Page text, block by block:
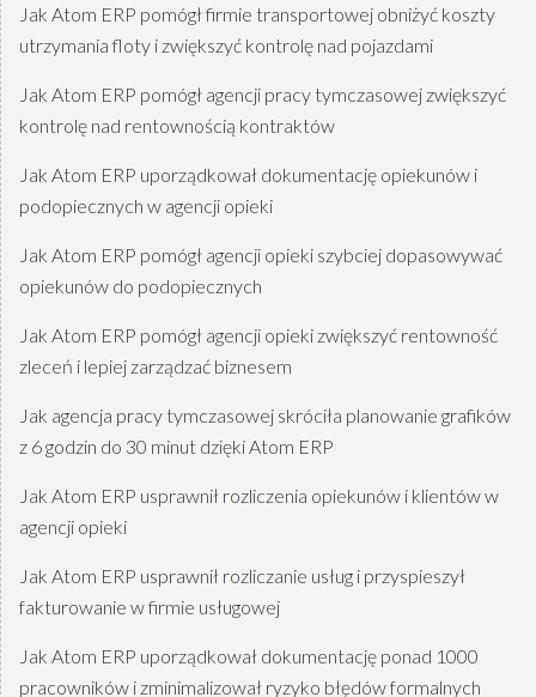
Jak Atom ERP pomógł firmie transportowej obniżyć koszty
utrzymania floty i zwiększyć kontrolę nad pojazdami
Jak Atom ERP pomógł agencji pracy tymczasowej zwiększyć
kontrolę nad rentownością kontraktów
Jak Atom ERP uporządkował dokumentację opiekunów i
podopiecznych w agencji opieki
Jak Atom ERP pomógł agencji opieki szybciej dopasowywać
opiekunów do podopiecznych
Jak Atom ERP pomógł agencji opieki zwiększyć rentowność
zleceń i lepiej zarządzać biznesem
Jak agencja pracy tymczasowej skróciła planowanie grafików
z 6 godzin do 30 minut dzięki Atom ERP
Jak Atom ERP usprawnił rozliczenia opiekunów i klientów w
agencji opieki
Jak Atom ERP usprawnił rozliczanie usług i przyspieszył
fakturowanie w firmie usługowej
Jak Atom ERP uporządkował dokumentację ponad 1000
pracowników i zminimalizował ryzyko błędów formalnych